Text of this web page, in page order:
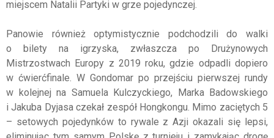
miejscem Natalii Partyki w grze pojedynczej.
Panowie również optymistycznie podchodzili do walki
o bilety na igrzyska, zwłaszcza po Drużynowych
Mistrzostwach Europy z 2019 roku, gdzie odpadli dopiero
w ćwierćfinale. W Gondomar po przejściu pierwszej rundy
w kolejnej na Samuela Kulczyckiego, Marka Badowskiego
i Jakuba Dyjasa czekał zespół Hongkongu. Mimo zaciętych 5
– setowych pojedynków to rywale z Azji okazali się lepsi,